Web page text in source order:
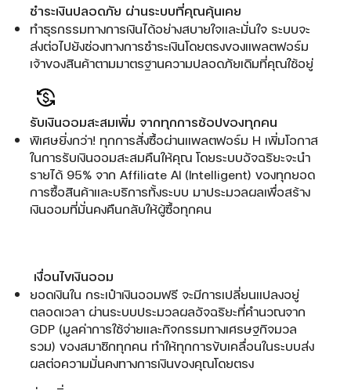
ชำระเงินปลอดภัย ผ่านระบบที่คุณคุ้นเคย
ทำธุรกรรมทางการเงินได้อย่างสบายใจและมั่นใจ ระบบจะ
ส่งต่อไปยังช่องทางการชำระเงินโดยตรงของแพลตฟอร์ม
เจ้าของสินค้าตามมาตรฐานความปลอดภัยเดิมที่คุณใช้อยู่
รับเงินออมสะสมเพิ่ม จากทุกการช้อปของทุกคน
พิเศษยิ่งกว่า! ทุกการสั่งซื้อผ่านแพลตฟอร์ม H เพิ่มโอกาส
ในการรับเงินออมสะสมคืนให้คุณ โดยระบบอัจฉริยะจะนำ
รายได้ 95% จาก Affiliate AI (Intelligent) ของทุกยอด
การซื้อสินค้าและบริการทั้งระบบ มาประมวลผลเพื่อสร้าง
เงินออมที่มั่นคงคืนกลับให้ผู้ซื้อทุกคน
เงื่อนไขเงินออม
ยอดเงินใน กระเป๋าเงินออมฟรี จะมีการเปลี่ยนแปลงอยู่
ตลอดเวลา ผ่านระบบประมวลผลอัจฉริยะที่คำนวณจาก
GDP (มูลค่าการใช้จ่ายและกิจกรรมทางเศรษฐกิจมวล
รวม) ของสมาชิกทุกคน ทำให้ทุกการขับเคลื่อนในระบบส่ง
ผลต่อความมั่นคงทางการเงินของคุณโดยตรง​